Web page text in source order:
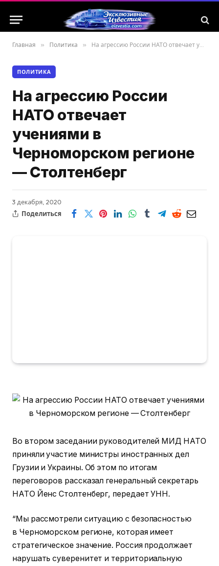
Главная » Политика » На агрессию России НАТО отвечает учениями в Черноморском регионе — Столтенберг
ПОЛИТИКА
На агрессию России
НАТО отвечает
учениями в
Черноморском регионе
— Столтенберг
3 декабря, 2020
Поделиться
Во втором заседании руководителей МИД НАТО
приняли участие министры иностранных дел
Грузии и Украины. Об этом по итогам
переговоров рассказал генеральный секретарь
НАТО Йенс Столтенберг, передает УНН.
“Мы рассмотрели ситуацию с безопасностью
в Черноморском регионе, которая имеет
стратегическое значение. Россия продолжает
нарушать суверенитет и территориальную